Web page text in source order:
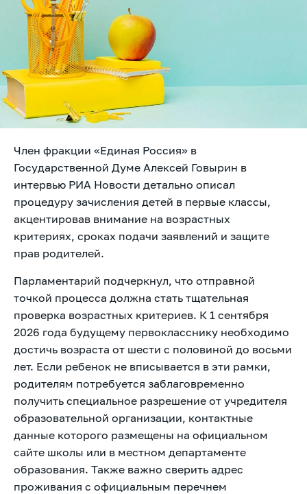
Член фракции «Единая Россия» в
Государственной Думе Алексей Говырин в
интервью РИА Новости детально описал
процедуру зачисления детей в первые классы,
акцентировав внимание на возрастных
критериях, сроках подачи заявлений и защите
прав родителей.
Парламентарий подчеркнул, что отправной
точкой процесса должна стать тщательная
проверка возрастных критериев. К 1 сентября
2026 года будущему первокласснику необходимо
достичь возраста от шести с половиной до восьми
лет. Если ребенок не вписывается в эти рамки,
родителям потребуется заблаговременно
получить специальное разрешение от учредителя
образовательной организации, контактные
данные которого размещены на официальном
сайте школы или в местном департаменте
образования. Также важно сверить адрес
проживания с официальным перечнем